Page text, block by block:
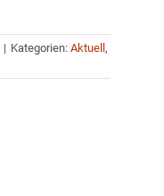
| Kategorien: Aktuell ,